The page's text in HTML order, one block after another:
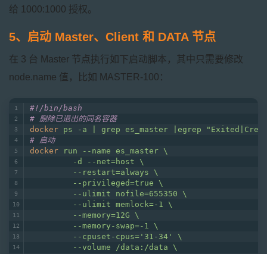
给 1000:1000 授权。
5、启动 Master、Client 和 DATA 节点
在 3 台 Master 节点执行如下启动脚本，其中只需要修改
node.name 值，比如 MASTER-100：
#!/bin/bash
# 删除已退出的同名容器
docker ps -a | grep es_master |egrep
# 启动
docker
run --name es_master \
         -d --net=host \
         --restart=always \
         --privileged=true \
         --ulimit nofile=655350 \
         --ulimit memlock=-1 \
         --memory=12G \
         --memory-swap=-1 \
         --cpuset-cpus='31-34' \
         --volume /data:/data \